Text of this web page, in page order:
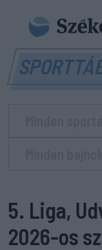
5. Liga,
2026-os